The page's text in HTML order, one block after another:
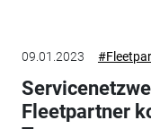
09.01.2023
Fleetpartner